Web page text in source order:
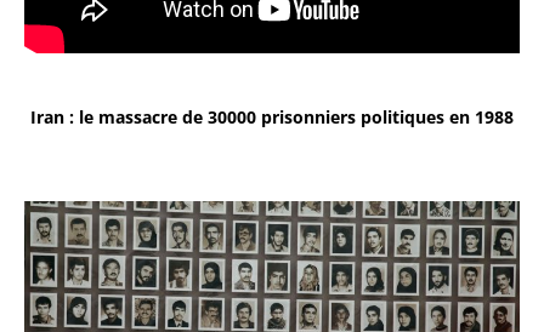
Iran : le massacre de 30000 prisonniers politiques en 1988